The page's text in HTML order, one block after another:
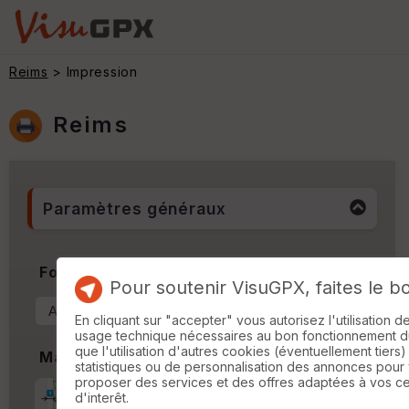
Reims > Impression
Reims
Paramètres généraux
Format & Orientation
Marges
Pour soutenir VisuGPX, faites le
En cliquant sur "accepter" vous autorisez l'utilisation
usage technique nécessaires au bon fonctionnement
que l'utilisation d'autres cookies (éventuellement
statistiques ou de personnalisation des annonces pour
proposer des services et des offres adaptées à vos
d'interêt.